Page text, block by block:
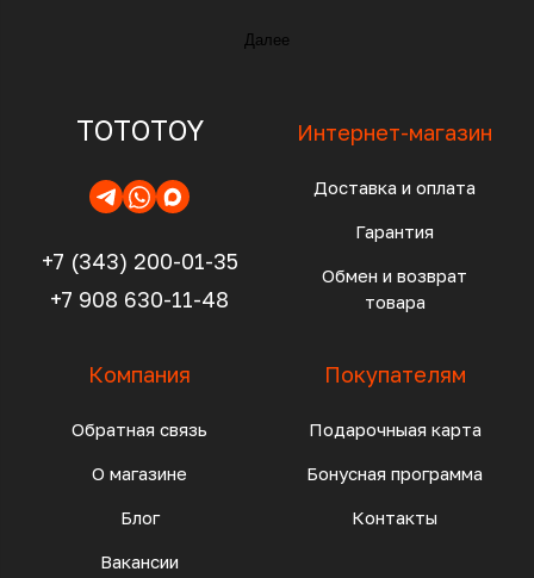
Далее
TOTOTOY
+7 (343) 200-01-35
+7 908 630-11-48
Интернет-магазин
Доставка и оплата
Гарантия
Обмен и возврат
товара
Компания
Обратная связь
О магазине
Блог
Вакансии
Покупателям
Подарочныая карта
Бонусная программа
Контакты